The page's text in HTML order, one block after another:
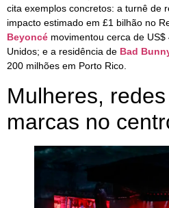
cita exemplos concretos: a turnê de
impacto estimado em £1 bilhão no
Beyoncé movimentou cerca de
Unidos; e a residência de Bad
200 milhões em Porto Rico.
Mulheres,
marcas no